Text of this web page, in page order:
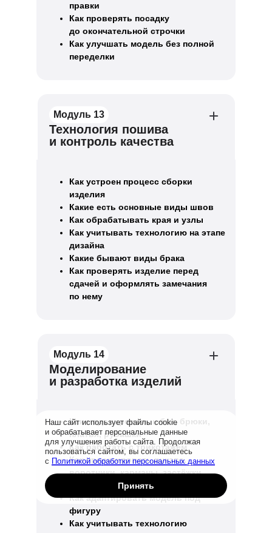
правки
Как проверять посадку
до окончательной строчки
Как улучшать модель без полной
переделки
Модуль 13
Технология пошива
и контроль качества
Как устроен процесс сборки
изделия
Какие есть основные виды швов
Как обрабатывать края и узлы
Как учитывать технологию на этапе
дизайна
Какие бывают виды брака
Как проверять изделие перед
сдачей и оформлять замечания
по нему
Модуль 14
Моделирование
и разработка изделий
Как моделировать юбки, брюки,
платья, рубашки
Как работать с трикотажем
Как проектировать рукава,
воротники, карманы, застёжки
Как адаптировать модель под ткань
Как адаптировать модель под
фигуру
Как учитывать технологию
Принять
Наш сайт использует файлы cookie
и обрабатывает персональные данные
для улучшения работы сайта. Продолжая
пользоваться сайтом, вы соглашаетесь
с Политикой обработки персональных данных